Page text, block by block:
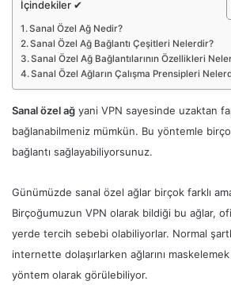
İçindekiler ✔
Sanal Özel Ağ Nedir?
Sanal Özel Ağ Bağlantı Çeşitleri Nelerdir?
Sanal Özel Ağ Bağlantılarının Özellikleri
Sanal Özel Ağların Çalışma Prensipleri
Sanal özel ağ yani VPN sayesinde uzaktan
bağlanabilmeniz mümkün. Bu yöntemle
bağlantı sağlayabiliyorsunuz.
Günümüzde sanal özel ağlar birçok farklı
Birçoğumuzun VPN olarak bildiği bu ağlar,
yerde tercih sebebi olabiliyorlar. Normal
internette dolaşırlarken ağlarını
yöntem olarak görülebiliyor.